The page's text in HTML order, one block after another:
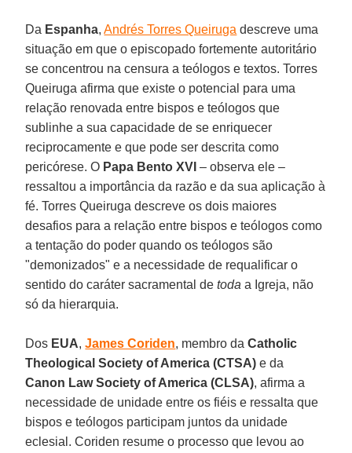
Da Espanha,Andrés Torres Queiruga descreve uma
situação em que o episcopado fortemente autoritário
se concentrou na censura a teólogos e textos. Torres
Queiruga afirma que existe o potencial para uma
relação renovada entre bispos e teólogos que
sublinhe a sua capacidade de se enriquecer
reciprocamente e que pode ser descrita como
pericórese. O Papa Bento XVI– observa ele –
ressaltou a importância da razão e da sua aplicação à
fé. Torres Queiruga descreve os dois maiores
desafios para a relação entre bispos e teólogos como
a tentação do poder quando os teólogos são
"demonizados" e a necessidade de requalificar o
sentido do caráter sacramental detoda a Igreja, não
só da hierarquia.
Dos EUA,James Coriden, membro daCatholic
Theological Society of America (CTSA)e da
Canon Law Society of America (CLSA), afirma a
necessidade de unidade entre os fiéis e ressalta que
bispos e teólogos participam juntos da unidade
eclesial. Coriden resume o processo que levou ao